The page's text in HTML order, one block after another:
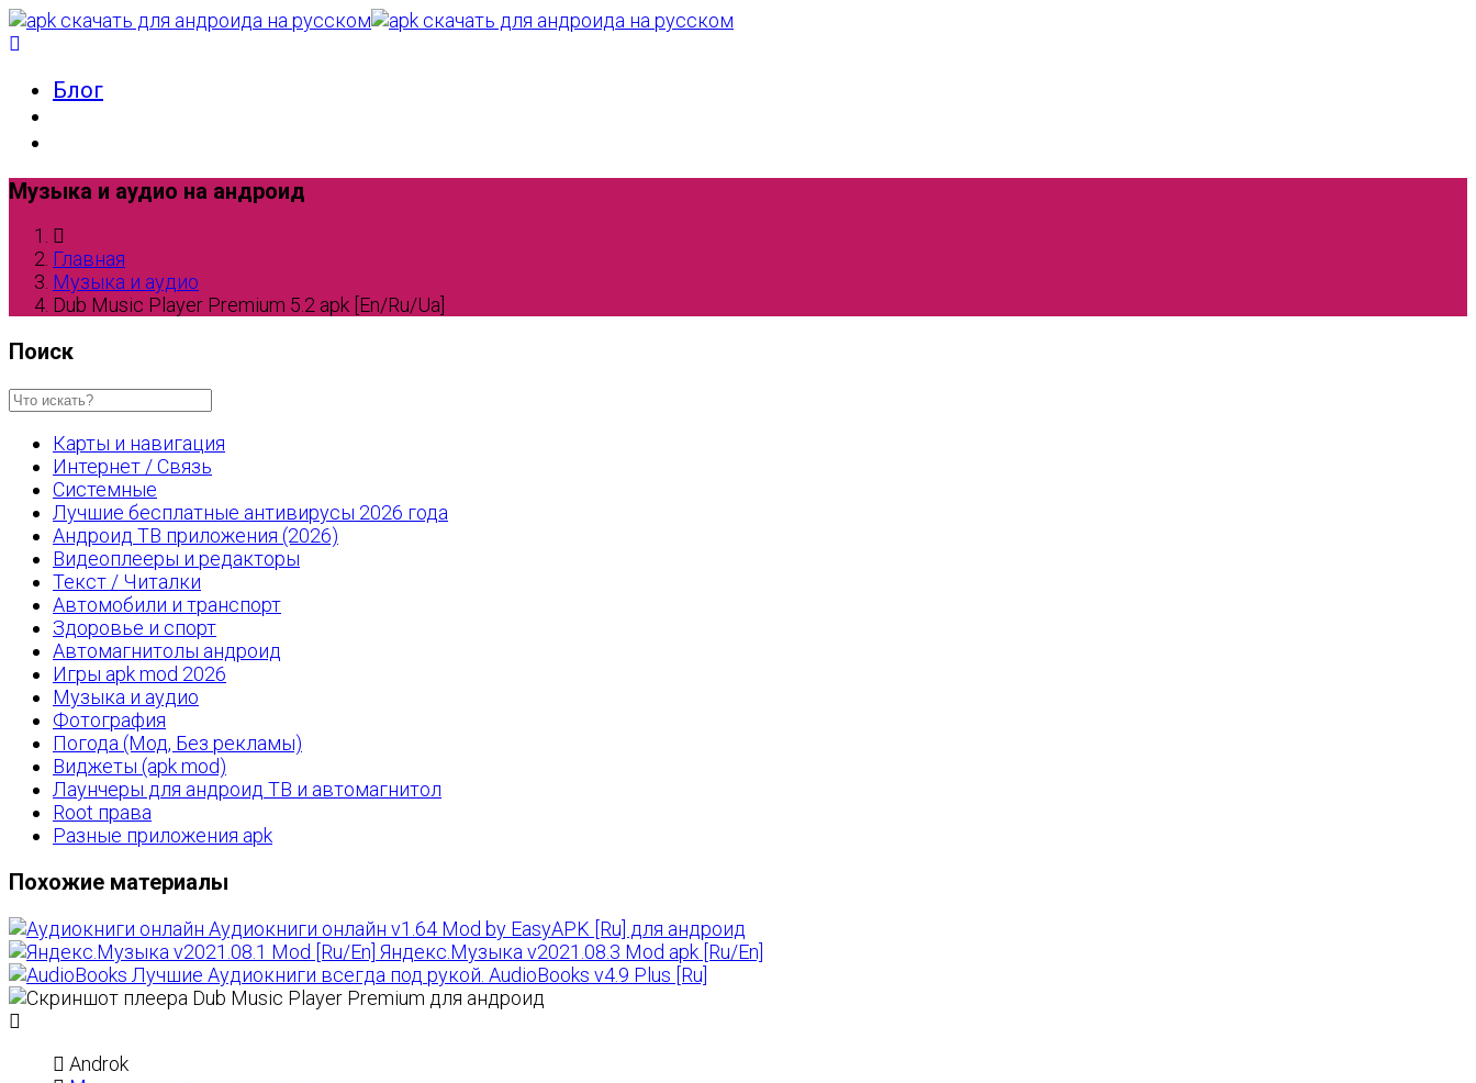
Блог
Музыка и аудио на андроид
Главная
Музыка и аудио
Dub Music Player Premium 5.2 apk [En/Ru/Ua]
Поиск
Карты и навигация
Интернет / Связь
Системные
Лучшие бесплатные антивирусы 2026 года
Андроид ТВ приложения (2026)
Видеоплееры и редакторы
Текст / Читалки
Автомобили и транспорт
Здоровье и спорт
Автомагнитолы андроид
Игры apk mod 2026
Музыка и аудио
Фотография
Погода (Мод, Без рекламы)
Виджеты (apk mod)
Лаунчеры для андроид ТВ и автомагнитол
Root права
Разные приложения apk
Похожие материалы
Аудиокниги онлайн v1.64 Mod by EasyAPK [Ru] для андроид
Яндекс.Музыка v2021.08.3 Mod apk [Ru/En]
Лучшие Аудиокниги всегда под рукой. AudioBooks v4.9 Plus [Ru]
Androk